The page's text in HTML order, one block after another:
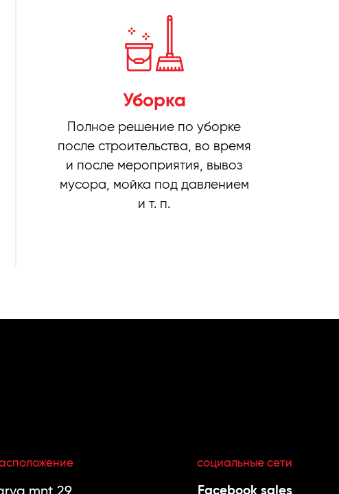
Уборка
Полное решение по уборке
после строительства, во время
и после мероприятия, вывоз
мусора, мойка под давлением
и т. п.
социальные сети
Facebook sales